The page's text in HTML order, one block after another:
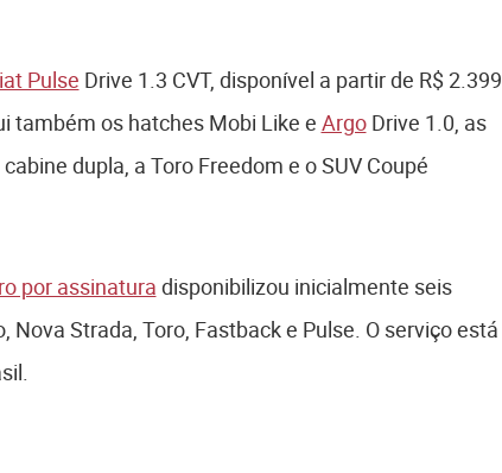
Pulse Drive 1.3 CVT, disponível a partir de R$ 2.399
também os hatches Mobi Like e ArgoDrive 1.0, as
dupla, a Toro Freedom e o SUV Coupé
por assinatura disponibilizou inicialmente seis
Strada, Toro, Fastback e Pulse. O serviço está